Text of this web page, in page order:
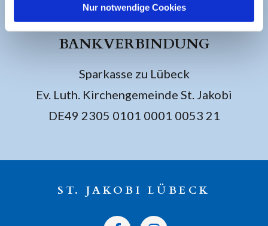
Nur notwendige Cookies
BANKVERBINDUNG
Sparkasse zu Lübeck
Ev. Luth. Kirchengemeinde St. Jakobi
DE49 2305 0101 0001 0053 21
ST. JAKOBI LÜBECK